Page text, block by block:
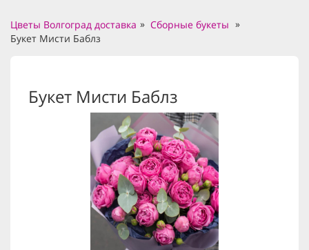
Цветы Волгоград доставка
Сборные букеты
Букет Мисти Баблз
Букет Мисти Баблз